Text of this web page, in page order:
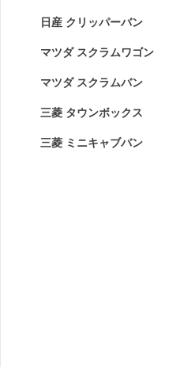
日産 クリッパーバン
マツダ スクラムワゴン
マツダ スクラムバン
三菱 タウンボックス
三菱 ミニキャブバン